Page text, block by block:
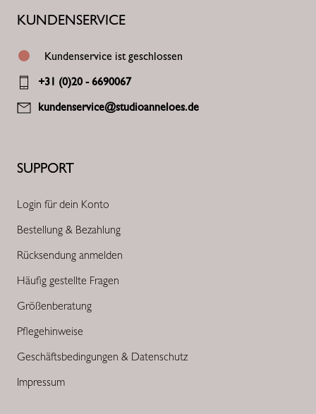
SUPPORT
Login für dein Konto
Bestellung & Bezahlung
Rücksendung anmelden
Häufig gestellte Fragen
Größenberatung
Pflegehinweise
Geschäftsbedingungen & Datenschutz
Impressum
KUNDENSERVICE
Kundenservice ist geschlossen
+31 (0)20 - 6690067
kundenservice@studioanneloes.de